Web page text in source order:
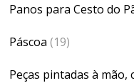
Panos para Cesto do
Páscoa (19)
Peças pintadas à mão,